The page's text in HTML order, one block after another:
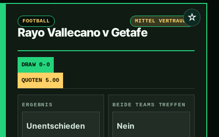
☆
FOOTBALL MITTEL VERTRAUEN
Rayo Vallecano v Getafe
DRAW 0-0
QUOTEN 5.00
ERGEBNIS
Unentschieden
BEIDE TEAMS TREFFEN
Nein